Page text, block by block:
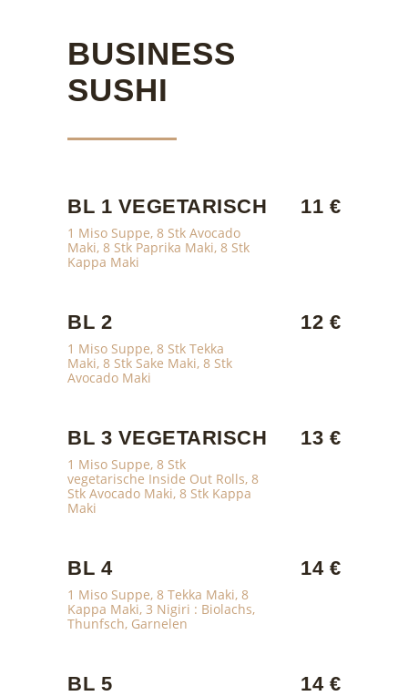
BUSINESS
SUSHI
BL 1 VEGETARISCH 11 €
1 Miso Suppe, 8 Stk Avocado
Maki, 8 Stk Paprika Maki, 8 Stk
Kappa Maki
BL 2 12 €
1 Miso Suppe, 8 Stk Tekka
Maki, 8 Stk Sake Maki, 8 Stk
Avocado Maki
BL 3 VEGETARISCH 13 €
1 Miso Suppe, 8 Stk
vegetarische Inside Out Rolls, 8
Stk Avocado Maki, 8 Stk Kappa
Maki
BL 4 14 €
1 Miso Suppe, 8 Tekka Maki, 8
Kappa Maki, 3 Nigiri : Biolachs,
Thunfsch, Garnelen
BL 5 14 €